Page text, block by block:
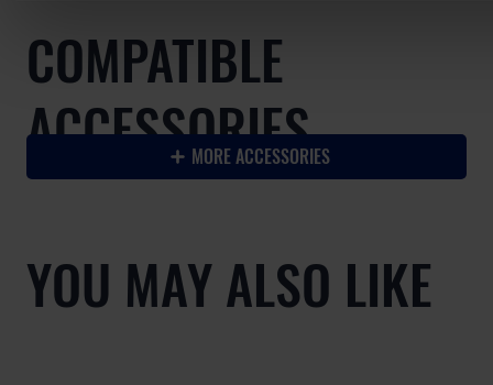
COMPATIBLE
ACCESSORIES
MORE ACCESSORIES
YOU MAY ALSO LIKE